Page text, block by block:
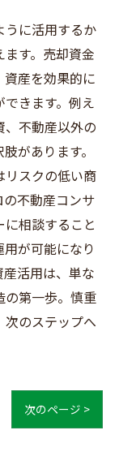
うに活用するか
す。売却資金
産を効果的に
きます。例え
不動産以外の
があります。
リスクの低い商
不動産コンサ
相談すること
が可能になり
活用は、単な
の第一歩。慎重
のステップへ
次のページ >